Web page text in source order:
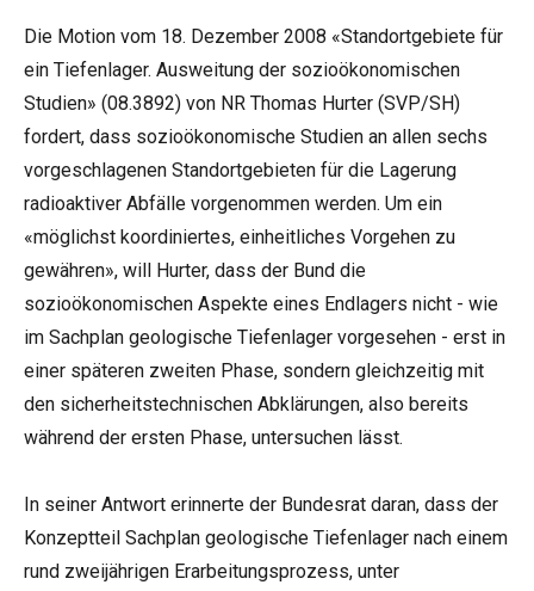
Die Motion vom 18. Dezember 2008 «Standortgebiete für
ein Tiefenlager. Ausweitung der sozioökonomischen
Studien» (08.3892) von NR Thomas Hurter (SVP/SH)
fordert, dass sozioökonomische Studien an allen sechs
vorgeschlagenen Standortgebieten für die Lagerung
radioaktiver Abfälle vorgenommen werden. Um ein
«möglichst koordiniertes, einheitliches Vorgehen zu
gewähren», will Hurter, dass der Bund die
sozioökonomischen Aspekte eines Endlagers nicht - wie
im Sachplan geologische Tiefenlager vorgesehen - erst in
einer späteren zweiten Phase, sondern gleichzeitig mit
den sicherheitstechnischen Abklärungen, also bereits
während der ersten Phase, untersuchen lässt.
In seiner Antwort erinnerte der Bundesrat daran, dass der
Konzeptteil Sachplan geologische Tiefenlager nach einem
rund zweijährigen Erarbeitungsprozess, unter